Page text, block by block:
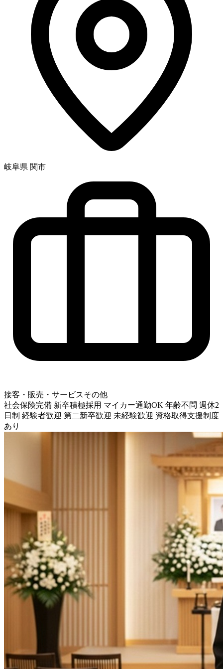
岐阜県 関市
接客・販売・サービスその他
社会保険完備 新卒積極採用 マイカー通勤OK 年齢不問 週休2
日制 経験者歓迎 第二新卒歓迎 未経験歓迎 資格取得支援制度
あり